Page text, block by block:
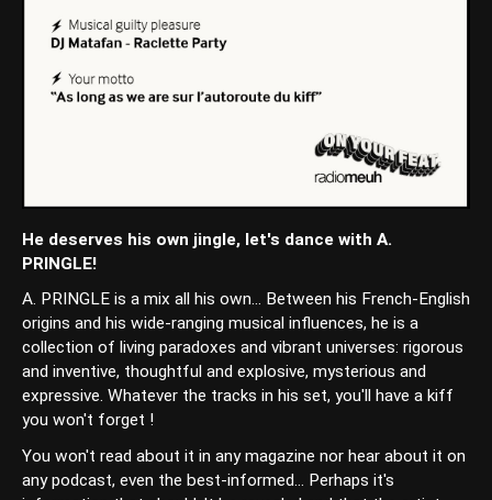
He deserves his own jingle, let's dance with A.
PRINGLE!
A. PRINGLE is a mix all his own... Between his French-English
origins and his wide-ranging musical influences, he is a
collection of living paradoxes and vibrant universes: rigorous
and inventive, thoughtful and explosive, mysterious and
expressive. Whatever the tracks in his set, you'll have a kiff
you won't forget !
You won't read about it in any magazine nor hear about it on
any podcast, even the best-informed... Perhaps it's